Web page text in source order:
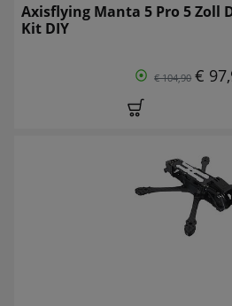
Axisflying Manta 5 Pro 5 Zoll
Kit DIY
€ 104,90 €